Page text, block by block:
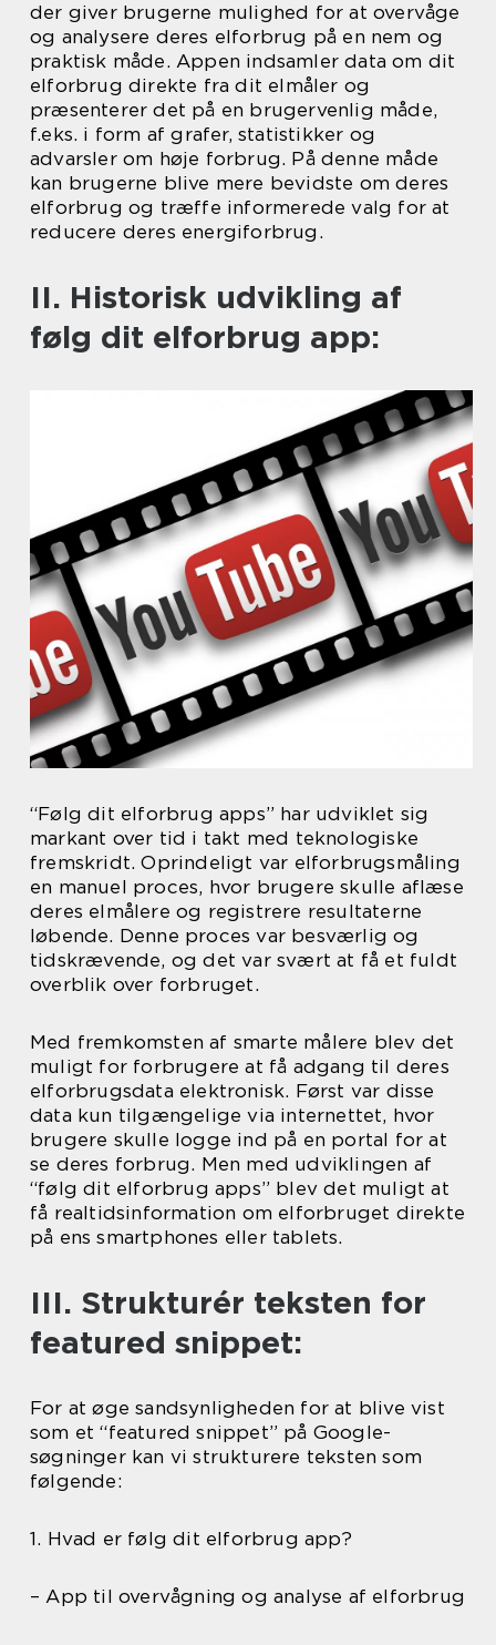
der giver brugerne mulighed for at overvåge
og analysere deres elforbrug på en nem og
praktisk måde. Appen indsamler data om dit
elforbrug direkte fra dit elmåler og
præsenterer det på en brugervenlig måde,
f.eks. i form af grafer, statistikker og
advarsler om høje forbrug. På denne måde
kan brugerne blive mere bevidste om deres
elforbrug og træffe informerede valg for at
reducere deres energiforbrug.
II. Historisk udvikling af
følg dit elforbrug app:
“Følg dit elforbrug apps” har udviklet sig
markant over tid i takt med teknologiske
fremskridt. Oprindeligt var elforbrugsmåling
en manuel proces, hvor brugere skulle aflæse
deres elmålere og registrere resultaterne
løbende. Denne proces var besværlig og
tidskrævende, og det var svært at få et fuldt
overblik over forbruget.
Med fremkomsten af smarte målere blev det
muligt for forbrugere at få adgang til deres
elforbrugsdata elektronisk. Først var disse
data kun tilgængelige via internettet, hvor
brugere skulle logge ind på en portal for at
se deres forbrug. Men med udviklingen af
“følg dit elforbrug apps” blev det muligt at
få realtidsinformation om elforbruget direkte
på ens smartphones eller tablets.
III. Strukturér teksten for
featured snippet:
For at øge sandsynligheden for at blive vist
som et “featured snippet” på Google-
søgninger kan vi strukturere teksten som
følgende:
1. Hvad er følg dit elforbrug app?
– App til overvågning og analyse af elforbrug